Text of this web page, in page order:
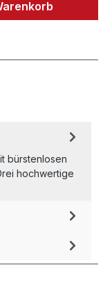
bürstenlosen
hochwertige